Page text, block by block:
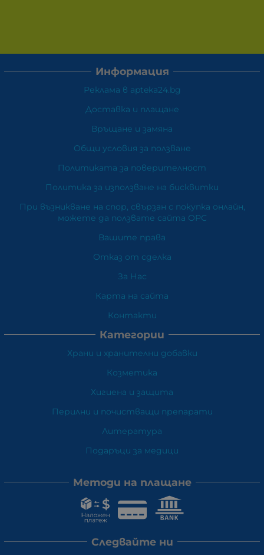
Информация
Реклама в apteka24.bg
Доставка и плащане
Връщане и замяна
Общи условия за ползване
Политиката за поверителност
Политика за използване на бисквитки
При възникване на спор, свързан с покупка онлайн,
можете да ползвате сайта ОРС
Вашите права
Отказ от сделка
За Нас
Карта на сайта
Контакти
Категории
Храни и хранителни добавки
Козметика
Хигиена и защита
Перилни и почистващи препарати
Литература
Подаръци за медици
Методи на плащане
Следвайте ни